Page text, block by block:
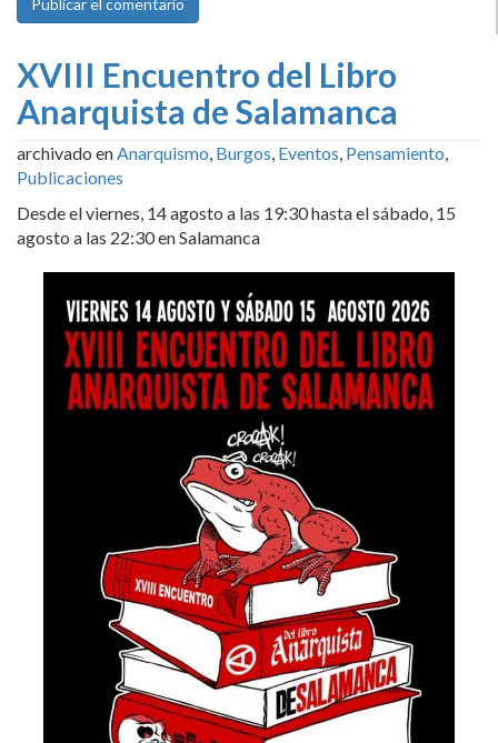
XVIII Encuentro del Libro
Anarquista de Salamanca
archivado enAnarquismo, Burgos, Eventos, Pensamiento,
Publicaciones
Desde el viernes, 14 agosto a las 19:30 hasta el sábado, 15
agosto a las 22:30 en Salamanca